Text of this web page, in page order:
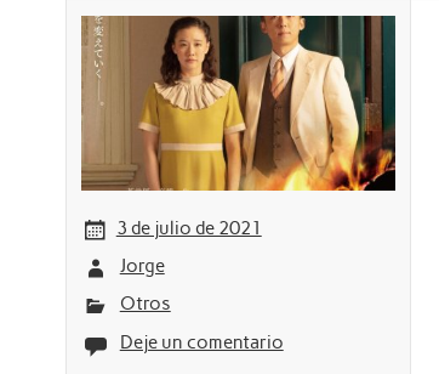
3 de julio de 2021
Jorge
Otros
Deje un comentario